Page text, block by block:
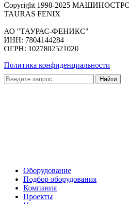
Сopyright 1998-2025
TAURAS FENIX
АО "ТАУРАС-ФЕНИКС"
ИНН: 7804144284
ОГРН: 1027802521020
Политика конфиденциальности
Оборудование
Подбор оборудования
Компания
Проекты